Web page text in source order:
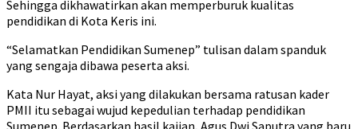
Sehingga dikhawatirkan akan memperburuk kualitas
pendidikan di Kota Keris ini.
“Selamatkan Pendidikan Sumenep” tulisan dalam spanduk
yang sengaja dibawa peserta aksi.
Kata Nur Hayat, aksi yang dilakukan bersama ratusan kader
PMII itu sebagai wujud kepedulian terhadap pendidikan
Sumenep. Berdasarkan hasil kajian, Agus Dwi Saputra yang baru